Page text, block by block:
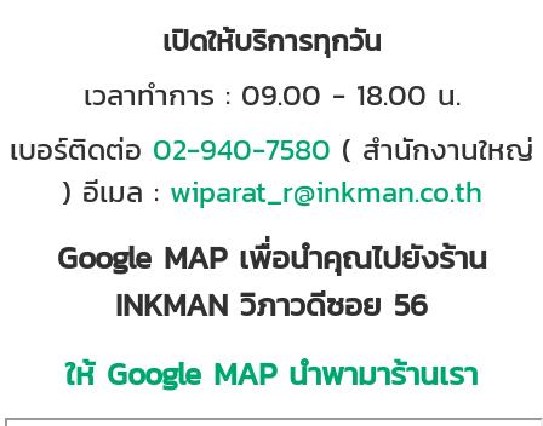
เปิดให้บริการทุกวัน
เวลาทำการ : 09.00 - 18.00 น.
เบอร์ติดต่อ 02-940-7580 ( สำนักงานใหญ่
) อีเมล : wiparat_r@inkman.co.th
Google MAP เพื่อนำคุณไปยังร้าน
INKMAN วิภาวดีซอย 56
ให้ Google MAP นำพามาร้านเรา